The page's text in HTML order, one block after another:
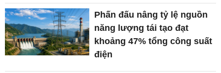
Phấn đấu nâng tỷ lệ nguồn
năng lượng tái tạo đạt
khoảng 47% tổng công suất
điện